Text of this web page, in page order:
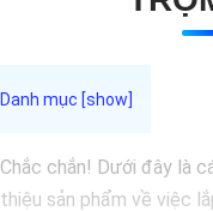
Chắc chắn! Dưới đây là
thiệu sản phẩm về việc